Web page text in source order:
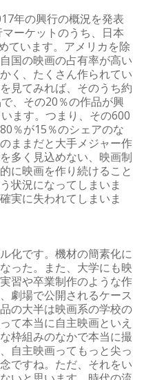
年の興行の概況を発表
ーケットのうち、日本
ています。アメリカを除
国の映画の占有率が高い
く、たくさん作られてい
見てみれば、そのうち約
、その20％の作品が興
ます。つまり、その600
％が15％のシェアのな
ままだと大手メジャー作
多く見込めない、映画制
に映画を作り続けること
状況になってしまいま
実に失われてしまいま
化です。機材の簡素化に
った。また、大学にも映
習や卒業制作のような作
劇場で公開されるケース
の大半は映画系の学校の
て本当に自主映画といえ
枠組みのなかで本当に撮
自主映画ってもっと尖っ
ですね。ただ、それをい